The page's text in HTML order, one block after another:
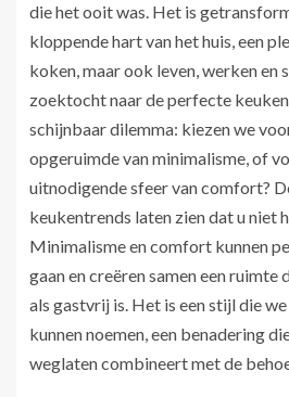
die het ooit was. Het is
kloppende hart van het huis, een
koken, maar ook leven, werken en
zoektocht naar de perfecte
schijnbaar dilemma: kiezen we
opgeruimde van minimalisme, of
uitnodigende sfeer van comfort?
keukentrends laten zien dat u niet
Minimalisme en comfort kunnen
gaan en creëren samen een ruimte
als gastvrij is. Het is een stijl die we
kunnen noemen, een benadering
weglaten combineert met de